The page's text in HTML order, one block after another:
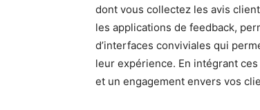
dont vous collectez les avis
les applications de feedback,
d’interfaces conviviales qui
leur expérience. En intégrant
et un engagement envers vos